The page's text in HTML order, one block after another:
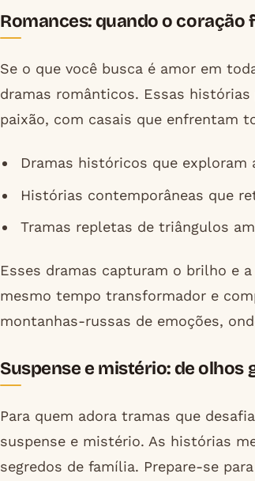
Romances: quando o coração
Se o que você busca é amor em
dramas românticos. Essas
paixão, com casais que enfrentam
Dramas históricos que
Histórias contemporâneas que
Tramas repletas de triângulos
Esses dramas capturam o brilho e
mesmo tempo transformador e
montanhas-russas de emoções,
Suspense e mistério: de olhos
Para quem adora tramas que
suspense e mistério. As histórias
segredos de família. Prepare-se